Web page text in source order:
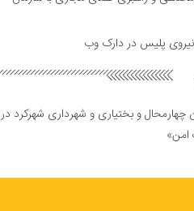
چهارمحال و بختیاری و شهرداری شهرکرد در